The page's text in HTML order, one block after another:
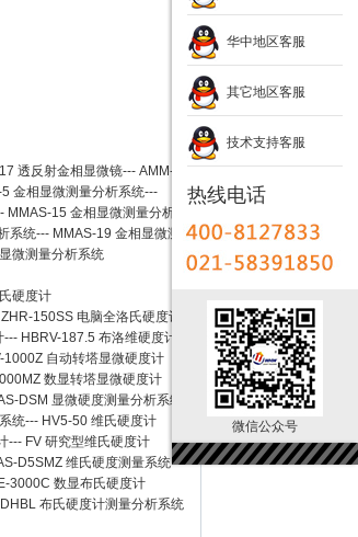
透反射金相显微镜--- AMM-
金相显微测量分析系统---
MMAS-15 金相显微测量分析系
系统--- MMAS-19 金相显微测
微测量分析系统
硬度计
ZHR-150SS 电脑全洛氏硬度计
--- HBRV-187.5 布洛维硬度计
1000Z 自动转塔显微硬度计
数显转塔显微硬度计
DSM 显微硬度测量分析系统
统--- HV5-50 维氏硬度计
--- FV 研究型维氏硬度计
D5SMZ 维氏硬度测量系统
3000C 数显布氏硬度计
布氏硬度计测量分析系统
华中地区客服
其它地区客服
技术支持客服
热线电话
微信公众号